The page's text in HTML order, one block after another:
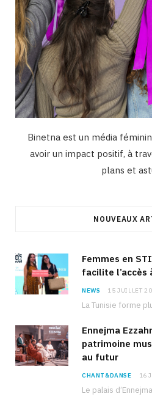
Binetna est un média
avoir un impact positif, à
plans et
NOUVEAUX
Femmes en
facilite l’accès
NEWS 15 JUILLET
Ennejma
patrimoine
au futur
CHANT&DANSE 16